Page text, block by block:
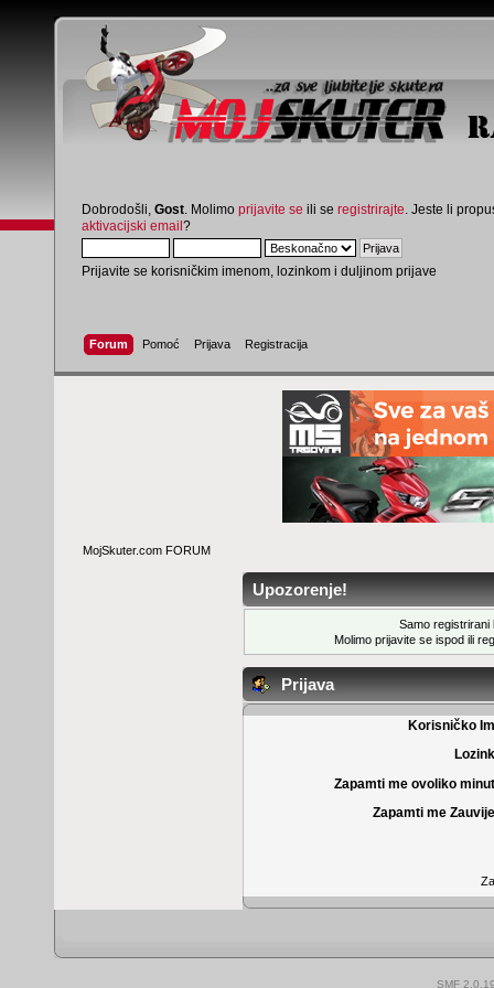
Dobrodošli, Gost . Molimo prijavite se ili se registrirajte . Jeste li
aktivacijski email?
Prijavite se korisničkim imenom, lozinkom i duljinom prijave
Forum Pomoć Prijava Registracija
MojSkuter.com FORUM
Upozorenje!
Samo registrirani
Molimo prijavite se ispod ili
Prijava
Korisničko
Zapamti me ovoliko
Zapamti me
SMF